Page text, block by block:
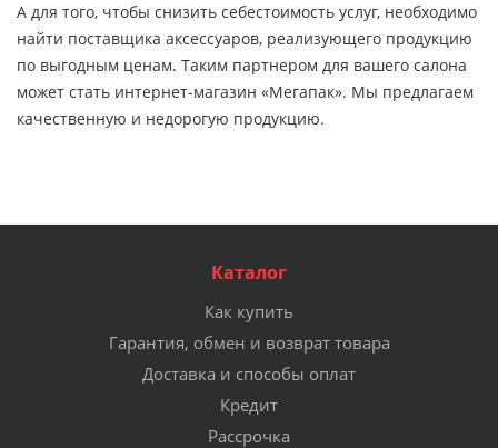
А для того, чтобы снизить себестоимость услуг, необходимо
найти поставщика аксессуаров, реализующего продукцию
по выгодным ценам. Таким партнером для вашего салона
может стать интернет-магазин «Мегапак». Мы предлагаем
качественную и недорогую продукцию.
Каталог
Как купить
Гарантия, обмен и возврат товара
Доставка и способы оплат
Кредит
Рассрочка